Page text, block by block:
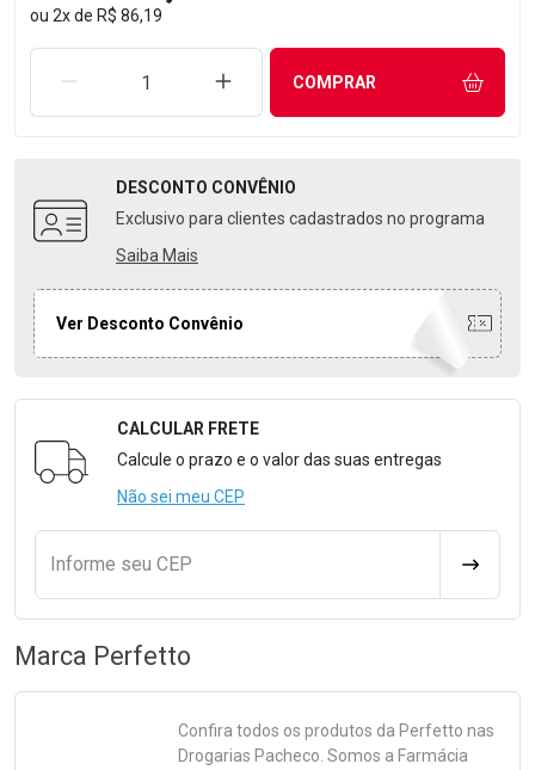
ou 2xde R$ 86,19
REMOVER UMA UNIDADEAUMENTAR UMA UNIDADE
COMPRAR
DESCONTO CONVÊNIO
Exclusivo para clientes cadastrados no programa
Saiba Mais
Ver Desconto Convênio
Formulário para Calcular o Frete
CALCULAR FRETE
Calcule o prazo e o valor das suas entregas
Não sei meu CEP
Informe seu CEP
Marca Perfetto
Confira todos os produtos da Perfetto nas
Drogarias Pacheco. Somos a Farmácia